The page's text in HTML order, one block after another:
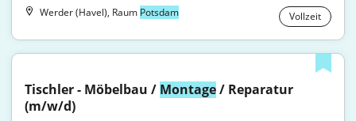
Werder (Havel), Raum Potsdam Vollzeit
Tischler - Möbelbau / Montage / Reparatur
(m/w/d)